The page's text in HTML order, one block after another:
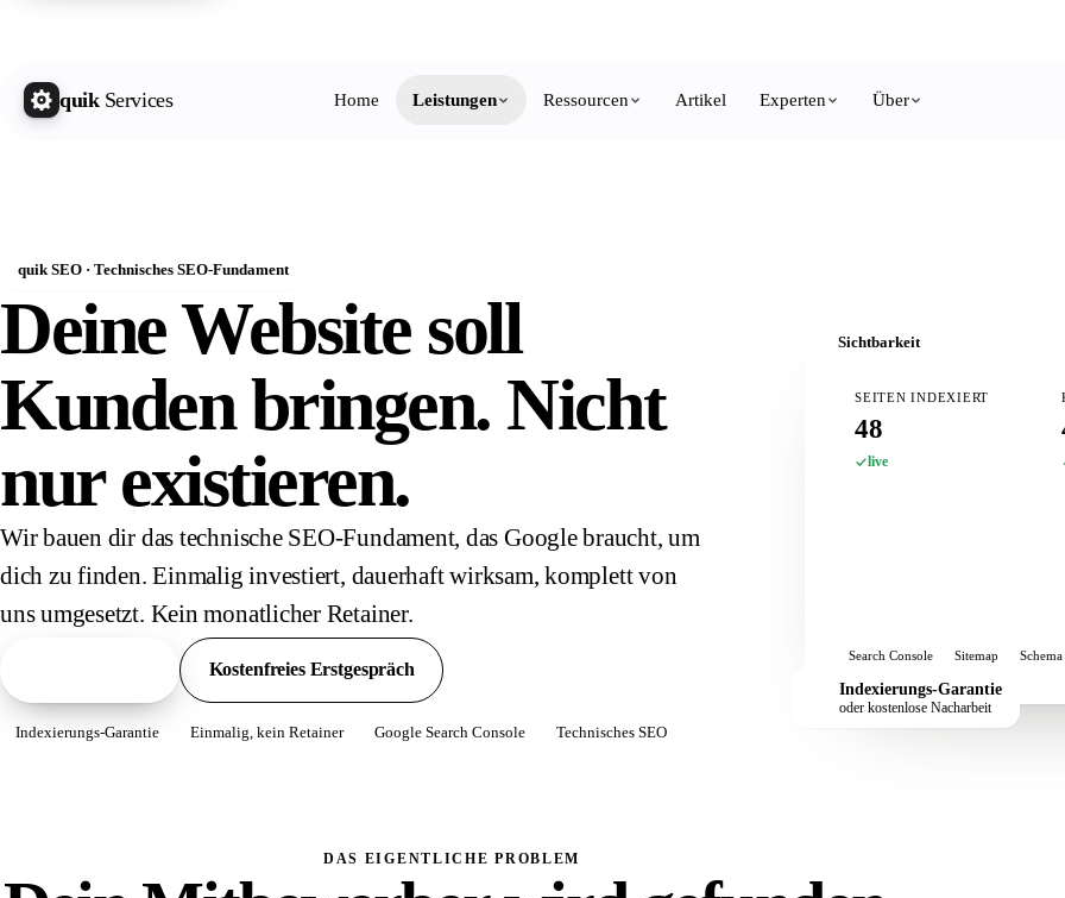
quik Services Home Leistungen Ressourcen Artikel Experten Über
quik SEO · Technisches SEO-Fundament
Deine Website soll
Kunden bringen. Nicht
nurexistieren.
Wir bauen dir das technische SEO-Fundament, das Google braucht, um
dich zu finden. Einmalig investiert, dauerhaft wirksam, komplett von
uns umgesetzt. Kein monatlicher Retainer.
Kostenfreies Erstgespräch
Indexierungs-Garantie Einmalig, kein Retainer Google Search Console Technisches SEO
Sichtbarkeit
SEITEN INDEXIERT
48
live
Search Console Sitemap Schema
Indexierungs-Garantie
oder kostenlose Nacharbeit
DAS EIGENTLICHE PROBLEM